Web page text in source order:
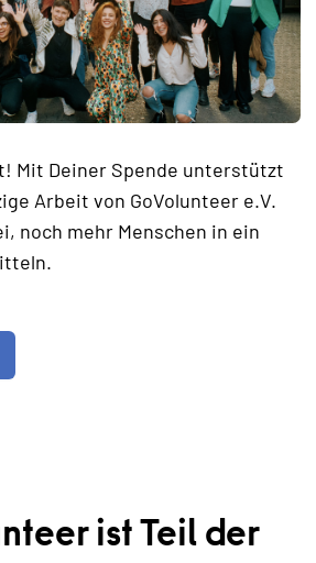
Mit Deiner Spende unterstützt
Arbeit von GoVolunteer e.V.
noch mehr Menschen in ein
ist Teil der